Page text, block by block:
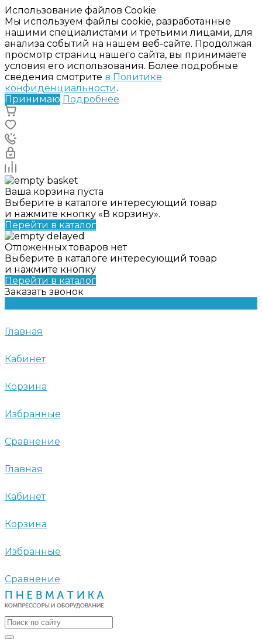
Использование файлов Cookie
Мы используем файлы cookie, разработанные
нашими специалистами и третьими лицами, для
анализа событий на нашем веб-сайте. Продолжая
просмотр страниц нашего сайта, вы принимаете
условия его использования. Более подробные
сведения смотрите в Политике
конфиденциальности.
Принимаю Подробнее
Ваша корзина пуста
Выберите в каталоге интересующий товар
и нажмите кнопку «В корзину».
Перейти в каталог
Отложенных товаров нет
Выберите в каталоге интересующий товар
и нажмите кнопку
Перейти в каталог
Заказать звонок
Главная
Кабинет
Корзина
Избранные
Сравнение
Главная
Кабинет
Корзина
Избранные
Сравнение